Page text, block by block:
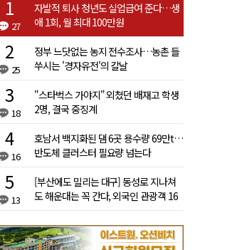
27
자발적 퇴사 청년도 실업급여 준다…생
애 1회, 월 최대 100만원
25
정부 느닷없는 농지 전수조사…농촌 들
쑤시는 '경자유전'의 칼날
18
"스타벅스 가야지" 외쳤던 배재고 학생
2명, 결국 중징계
16
호남서 백지화된 댐 6곳 용수량 69만t…
반도체 클러스터 필요량 넘는다
13
[부산에도 밀리는 대구] 동성로 지나쳐
도 해운대는 꼭 간다, 외국인 관광객 16